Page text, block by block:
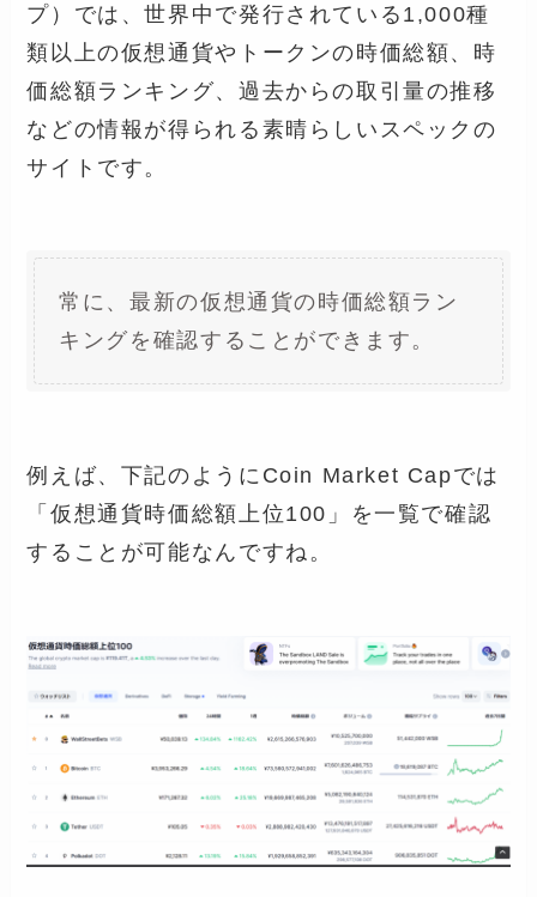
プ）では、世界中で発行されている1,000種
類以上の仮想通貨やトークンの時価総額、時
価総額ランキング、過去からの取引量の推移
などの情報が得られる素晴らしいスペックの
サイトです。
常に、最新の仮想通貨の時価総額ラン
キングを確認することができます。
例えば、下記のようにCoin Market Capでは
「仮想通貨時価総額上位100」を一覧で確認
することが可能なんですね。